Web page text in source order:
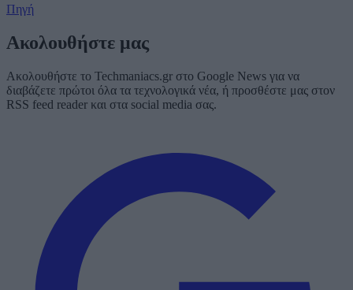
Πηγή
Ακολουθήστε μας
Ακολουθήστε το Techmaniacs.gr στο Google News για να
διαβάζετε πρώτοι όλα τα τεχνολογικά νέα, ή προσθέστε μας στον
RSS feed reader και στα social media σας.